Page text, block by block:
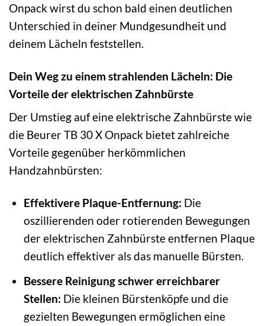
Onpack wirst du schon bald einen deutlichen
Unterschied in deiner Mundgesundheit und
deinem Lächeln feststellen.
Dein Weg zu einem strahlenden Lächeln: Die
Vorteile der elektrischen Zahnbürste
Der Umstieg auf eine elektrische Zahnbürste wie
die Beurer TB 30 X Onpack bietet zahlreiche
Vorteile gegenüber herkömmlichen
Handzahnbürsten:
Effektivere Plaque-Entfernung: Die
oszillierenden oder rotierenden Bewegungen
der elektrischen Zahnbürste entfernen Plaque
deutlich effektiver als das manuelle Bürsten.
Bessere Reinigung schwer erreichbarer
Stellen: Die kleinen Bürstenköpfe und die
gezielten Bewegungen ermöglichen eine